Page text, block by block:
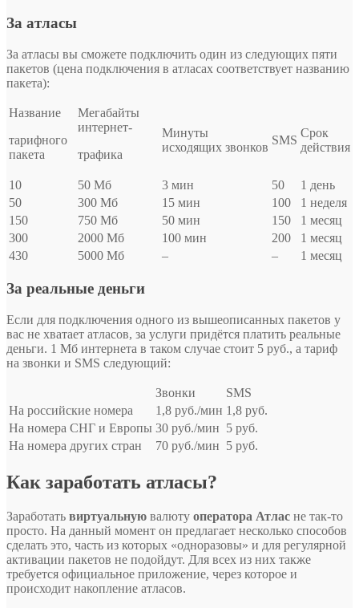
За атласы
За атласы вы сможете подключить один из следующих пяти
пакетов (цена подключения в атласах соответствует названию
пакета):
Название
тарифного
пакета
Мегабайты
интернет-
трафика
Минуты
исходящих звонков
SMS
Срок
действия
10 50 Мб 3 мин 50
1 день
50
300 Мб 15 мин 100
1 неделя
150
750 Мб 50 мин 150
1 месяц
300
2000 Мб 100 мин 200
1 месяц
430
5000 Мб – – 1 месяц
За реальные деньги
Если для подключения одного из вышеописанных пакетов у
вас не хватает атласов, за услуги придётся платить реальные
деньги. 1 Мб интернета в таком случае стоит 5 руб., а тариф
на звонки и SMS следующий:
Звонки
SMS
На российские номера
1,8 руб./мин 1,8 руб.
На номера СНГ и Европы 30 руб./мин 5 руб.
На номера других стран
70 руб./мин 5 руб.
Как заработать атласы?
Заработать виртуальную валюту оператора Атлас не так-то
просто. На данный момент он предлагает несколько способов
сделать это, часть из которых «одноразовы» и для регулярной
активации пакетов не подойдут. Для всех из них также
требуется официальное приложение, через которое и
происходит накопление атласов.